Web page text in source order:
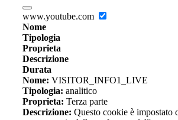
www.youtube.com
Nome
Tipologia
Proprieta
Descrizione
Durata
Nome: VISITOR_INFO1_LIVE
Tipologia: analitico
Proprieta: Terza parte
Descrizione: Questo cookie è impostato